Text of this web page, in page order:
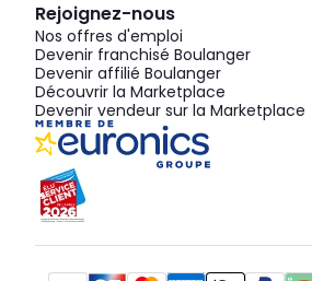
Rejoignez-nous
Nos offres d'emploi
Devenir franchisé Boulanger
Devenir affilié Boulanger
Découvrir la Marketplace
Devenir vendeur sur la Marketplace